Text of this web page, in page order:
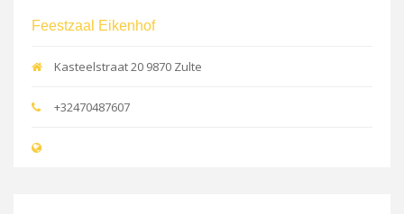
Feestzaal Eikenhof
Kasteelstraat 20 9870 Zulte
+32470487607